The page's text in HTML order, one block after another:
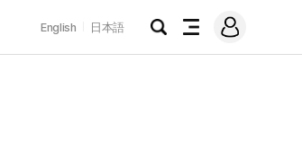
English 日本語
검
전
메
그